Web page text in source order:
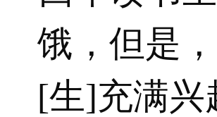
饿，但是
[生]充满兴